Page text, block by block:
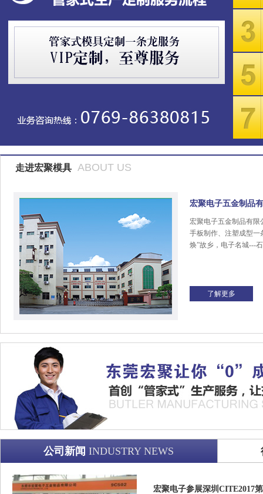
走进宏聚模具 ABOUT US
宏聚电子五金制品
宏聚电子五金制品有限
手板制作、注塑成型一
焕”故乡，电子名城---
了解更多
公司新闻 INDUSTRY NEWS
宏聚电子参展深圳CITE2017